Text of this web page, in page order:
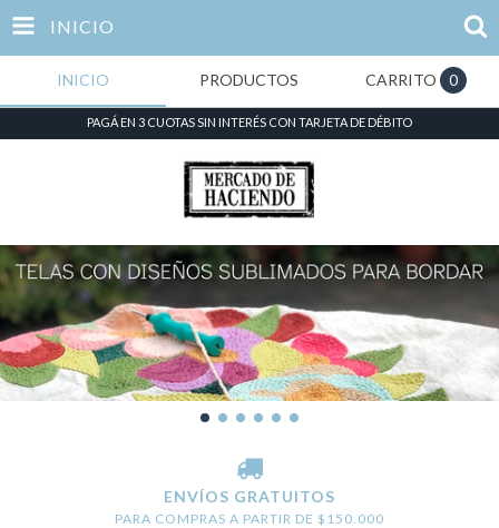
INICIO
INICIO PRODUCTOS CARRITO 0
PAGÁ EN 3 CUOTAS SIN INTERÉS CON TARJETA DE DÉBITO
ENVÍOS GRATUITOS
PARA COMPRAS A PARTIR DE $150.000